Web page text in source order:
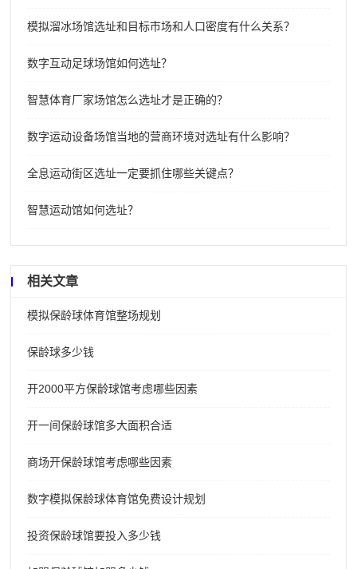
模拟溜冰场馆选址和目标市场和人口密度有什么关系？
数字互动足球场馆如何选址？
智慧体育厂家场馆怎么选址才是正确的？
数字运动设备场馆当地的营商环境对选址有什么影响？
全息运动街区选址一定要抓住哪些关键点？
智慧运动馆如何选址？
相关文章
模拟保龄球体育馆整场规划
保龄球多少钱
开2000平方保龄球馆考虑哪些因素
开一间保龄球馆多大面积合适
商场开保龄球馆考虑哪些因素
数字模拟保龄球体育馆免费设计规划
投资保龄球馆要投入多少钱